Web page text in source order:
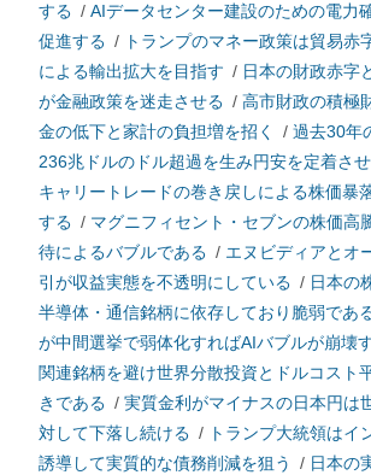
する / AIデータセンター建設のための電力
促進する / トランプのマネー政策は貿易赤
による輸出拡大を目指す / 日本の財政赤字
が金融政策を迷走させる / 高市財政の積極
金の低下と家計の負担増を招く
/ 過去30年
236兆ドルのドル超過を生み円安を定着さ
キャリートレードの巻き戻しによる株価暴
する / マグニフィセント・セブンの株価高
待によるバブルである / エヌビディアとオ
引が収益実態を不透明にしている / 日本の
半導体・通信銘柄に依存しており脆弱であ
が中間選挙で弱体化すればAIバブルが崩壊
関連銘柄を避け世界分散投資とドルコスト
きである / 実質金利がマイナスの日本円は
対して下落し続ける / トランプ大統領はイ
誘導して実質的な債務削減を狙う
/ 日本の